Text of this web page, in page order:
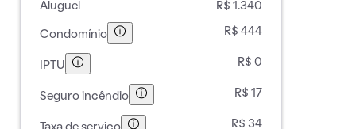
Aluguel R$ 1.340
Condomínio R$ 444
IPTU R$ 0
Seguro incêndio R$ 17
R$ 34